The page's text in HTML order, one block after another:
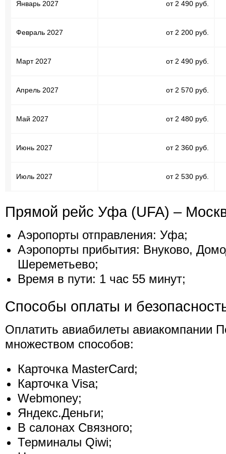
Январь 2027 от 2 490 руб.
Февраль 2027 от 2 200 руб.
Март 2027 от 2 490 руб.
Апрель 2027 от 2 570 руб.
Май 2027 от 2 480 руб.
Июнь 2027 от 2 360 руб.
Июль 2027 от 2 530 руб.
Прямой рейс Уфа (UFA) –
Аэропорты отправления: Уфа;
Аэропорты прибытия: Внуково,
Шереметьево;
Время в пути: 1 час 55 минут;
Способы оплаты и
Оплатить авиабилеты авиакомпании
множеством способов:
Карточка MasterCard;
Карточка Visa;
Webmoney;
Яндекс.Деньги;
В салонах Связного;
Терминалы Qiwi;